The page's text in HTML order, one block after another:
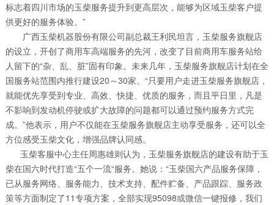
标志着四川市场的玉柴服务提升到更高层次，能够为区域玉柴客户提
供更好的服务体验。”
广西玉柴机器股份有限公司副总裁王利民坦言，玉柴服务旗舰店
的设立，开创了商用车高端服务的先河，改变了目前商用车服务站给
人留下的“杂、乱、脏”固有印象。未来几年，玉柴服务旗舰店计划在全
国服务站范围内推行建设20～30家。“只要用户走进玉柴服务旗舰店，
就能优先享受到专业、高效、快捷、优质的服务，而且平日里，凡是
不影响到发动机停驶或扩大故障的问题都可以通过预约服务方式完
成。”他表示，用户不仅能在玉柴服务旗舰店主动享受服务，还可以全
方位感受玉柴文化，增强品牌认同感。
玉柴客服中心主任周惠雄则认为，玉柴服务旗舰店的建设有助于玉
柴在国六时代打造“五个一流“服务。她说：“玉柴国六产品服务保障，
已从服务网络、服务能力、技术支持、配件贮备、产品跟踪、服务政
策等方面制定了11专项方案，全部实现95098或微信一键报修，我们